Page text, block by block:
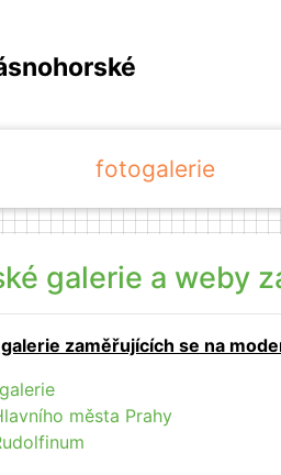
fotogalerie
galerie a weby
zaměřujících se na
města Prahy